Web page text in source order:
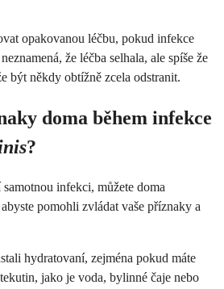
opakovanou léčbu, pokud infekce
že léčba selhala, ale spíše že
být někdy obtížně zcela odstranit.
doma během infekce
?
infekci, můžete doma
pomohli zvládat vaše příznaky a
hydratovaní, zejména pokud máte
jako je voda, bylinné čaje nebo